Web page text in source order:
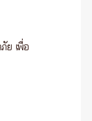
ย เพื่อ